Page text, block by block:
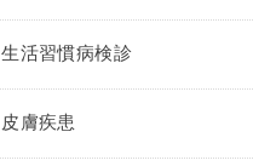
生活習慣病検診
皮膚疾患